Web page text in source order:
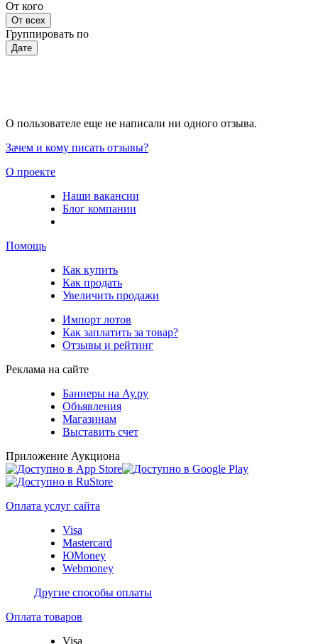
От кого
От всех
Группировать по
Дате
О пользователе еще не написали ни одного отзыва.
Зачем и кому писать отзывы?
О проекте
Наши вакансии
Блог компании
Помощь
Как купить
Как продать
Увеличить продажи
Импорт лотов
Как заплатить за товар?
Отзывы и рейтинг
Реклама на сайте
Баннеры на Ау.ру
Объявления
Магазинам
Выставить счет
Приложение Аукциона
Оплата услуг сайта
Visa
Mastercard
ЮMoney
Webmoney
Другие способы оплаты
Оплата товаров
Visa